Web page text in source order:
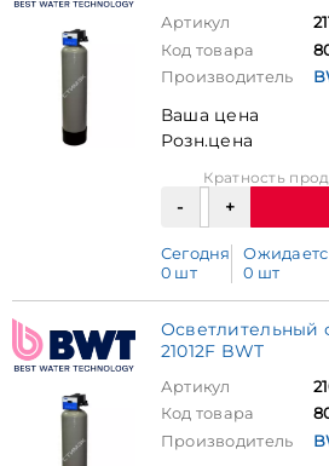
Артикул
Код товара
Производитель
Ваша цена
Розн.цена
Кратность
Сегодня
0 шт
0 шт
Осветлительный
21012F BWT
Артикул
Код товара
Производитель